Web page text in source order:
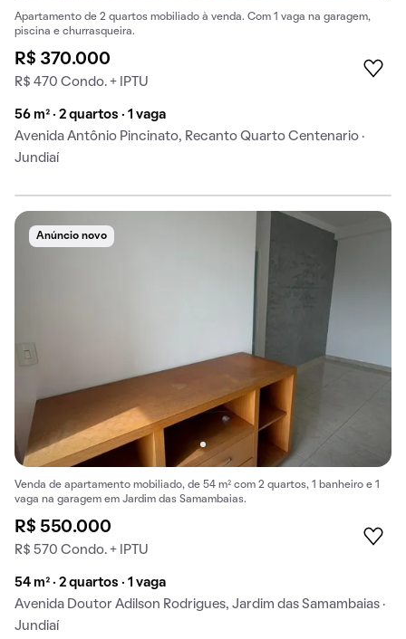
Apartamento de 2 quartos mobiliado à venda. Com 1 vaga na garagem,
piscina e churrasqueira.
R$ 370.000
R$ 470 Condo. + IPTU
56 m² · 2 quartos · 1 vaga
Avenida Antônio Pincinato, Recanto Quarto Centenario ·
Jundiaí
Anúncio novo
Venda de apartamento mobiliado, de 54 m² com 2 quartos, 1 banheiro e 1
vaga na garagem em Jardim das Samambaias.
R$ 550.000
R$ 570 Condo. + IPTU
54 m² · 2 quartos · 1 vaga
Avenida Doutor Adilson Rodrigues, Jardim das Samambaias ·
Jundiaí